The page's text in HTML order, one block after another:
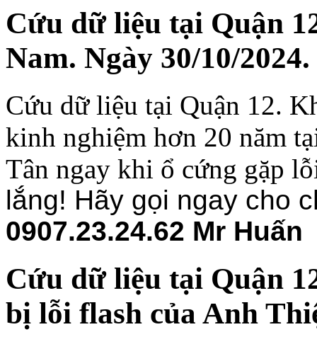
Cứu dữ liệu tại Quận
Nam. Ngày 30/10/2024.
Cứu dữ liệu tại Quận 12.
kinh nghiệm hơn 20 năm
Tân ngay khi ổ cứng gặp
lắng! Hãy gọi ngay cho
0907.23.24.62 Mr Huấn
Cứu dữ liệu tại Quận
bị lỗi flash của Anh